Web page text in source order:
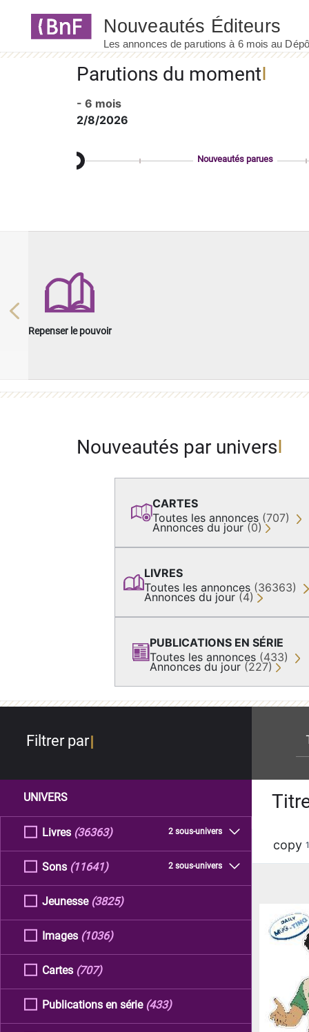
Parutions du moment
- 6 mois
2/8/2026
Nouveautés parues
Repenser le pouvoir
Previous
Nouveautés par univers
CARTES
Toutes les annonces (707)
Annonces du jour (0)
LIVRES
Toutes les annonces (36363)
Annonces du jour (4)
PUBLICATIONS EN SÉRIE
Toutes les annonces (433)
Annonces du jour (227)
Filtrer par
UNIVERS
Livres 2 sous-univers
(36363)
Sons 2 sous-univers
(11641)
Jeunesse (3825)
Images (1036)
Cartes (707)
Publications en série (433)
copy